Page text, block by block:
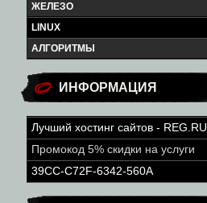
ЖЕЛЕЗО
LINUX
АЛГОРИТМЫ
ИНФОРМАЦИЯ
Лучший хостинг сайтов - REG.RU
Промокод 5% скидки на услуги
39CC-C72F-6342-560A